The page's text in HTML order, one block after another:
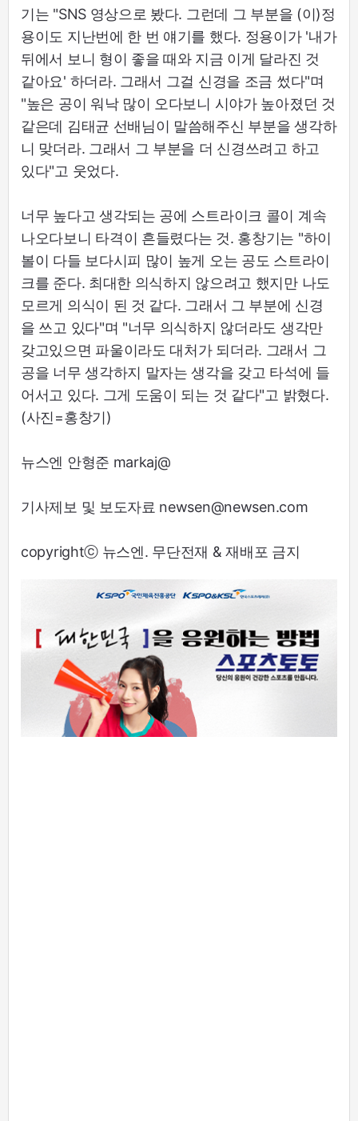
기는 "SNS 영상으로 봤다. 그런데 그 부분을 (이)정
용이도 지난번에 한 번 얘기를 했다. 정용이가 '내가
뒤에서 보니 형이 좋을 때와 지금 이게 달라진 것
같아요' 하더라. 그래서 그걸 신경을 조금 썼다"며
"높은 공이 워낙 많이 오다보니 시야가 높아졌던 것
같은데 김태균 선배님이 말씀해주신 부분을 생각하
니 맞더라. 그래서 그 부분을 더 신경쓰려고 하고
있다"고 웃었다.
너무 높다고 생각되는 공에 스트라이크 콜이 계속
나오다보니 타격이 흔들렸다는 것. 홍창기는 "하이
볼이 다들 보다시피 많이 높게 오는 공도 스트라이
크를 준다. 최대한 의식하지 않으려고 했지만 나도
모르게 의식이 된 것 같다. 그래서 그 부분에 신경
을 쓰고 있다"며 "너무 의식하지 않더라도 생각만
갖고있으면 파울이라도 대처가 되더라. 그래서 그
공을 너무 생각하지 말자는 생각을 갖고 타석에 들
어서고 있다. 그게 도움이 되는 것 같다"고 밝혔다.
(사진=홍창기)
뉴스엔 안형준 markaj@
기사제보 및 보도자료 newsen@newsen.com
copyrightⓒ 뉴스엔. 무단전재 & 재배포 금지